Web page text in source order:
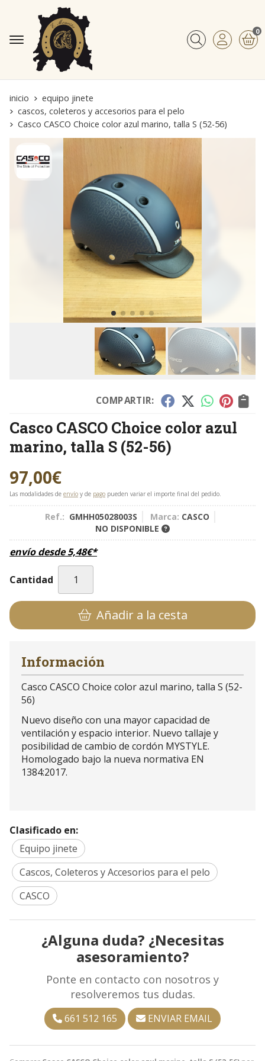
Buscar
0
inicio
equipo jinete
cascos, coleteros y accesorios para el pelo
Casco CASCO Choice color azul marino, talla S (52-56)
COMPARTIR:
Casco CASCO Choice color azul
marino, talla S (52-56)
97,00€
Las modalidades de envío y de pago pueden variar el importe final del pedido.
Ref.: GMHH05028003S Marca: CASCO
NO DISPONIBLE
envío desde5,48€*
Cantidad
Añadir a la cesta
Información
Casco CASCO Choice color azul marino, talla S (52-
56)
Nuevo diseño con una mayor capacidad de
ventilación y espacio interior. Nuevo tallaje y
posibilidad de cambio de cordón MYSTYLE.
Homologado bajo la nueva normativa EN
1384:2017.
Clasificado en:
Equipo jinete
Cascos, Coleteros y Accesorios para el pelo
CASCO
¿Alguna duda? ¿Necesitas
asesoramiento?
Ponte en contacto con nosotros y
resolveremos tus dudas.
661 512 165 ENVIAR EMAIL